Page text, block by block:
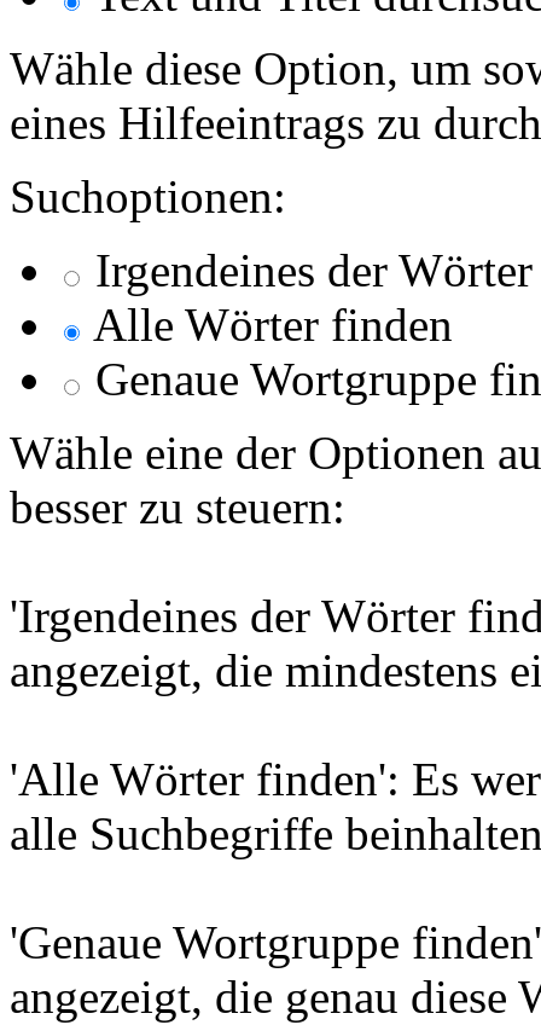
Wähle diese Option, um
eines Hilfeeintrags zu
Suchoptionen:
Irgendeines der
Alle Wörter finden
Genaue Wortgruppe
Wähle eine der Optionen
besser zu steuern:
'Irgendeines der Wörter
angezeigt, die mindestens
'Alle Wörter finden': Es
alle Suchbegriffe
'Genaue Wortgruppe
angezeigt, die genau diese